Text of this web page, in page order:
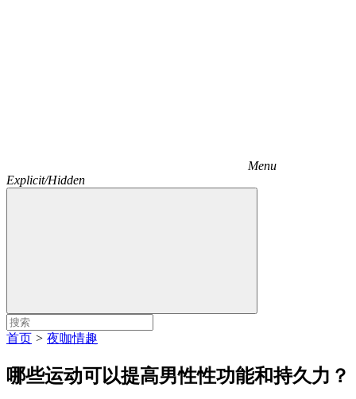
Menu
Explicit/Hidden
首页 > 夜咖情趣
哪些运动可以提高男性性功能和持久力？